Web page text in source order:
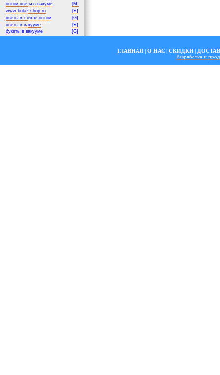
оптом цветы в вакуме
[M]
www.buket-shop.ru
[Я]
цветы в стекле оптом
[G]
цветы в вакууме
[Я]
букеты в вакууме
[G]
ГЛАВНАЯ | О НАС | СКИДКИ |
Разработка и